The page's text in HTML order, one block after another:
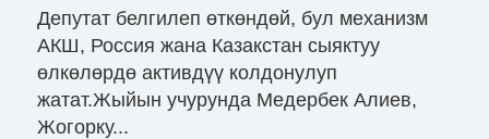
Депутат белгилеп өткөндөй, бул механизм
АКШ, Россия жана Казакстан сыяктуу
өлкөлөрдө активдүү колдонулуп
жатат.Жыйын учурунда Медербек Алиев,
Жогорку...